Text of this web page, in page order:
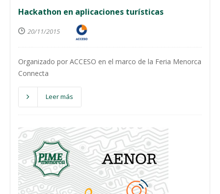
Hackathon en aplicaciones turísticas
20/11/2015
Organizado por ACCESO en el marco de la Feria Menorca
Connecta
Leer más